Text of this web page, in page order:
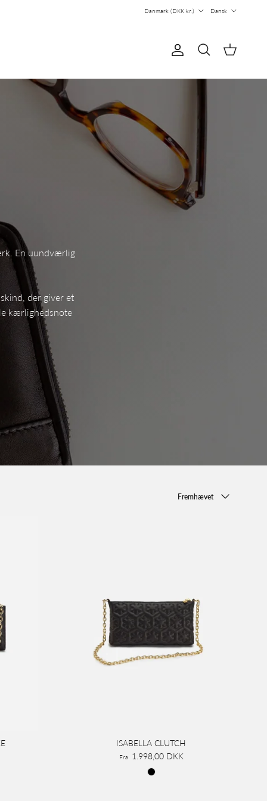
Danmark (DKK kr.)
Dansk
KontoSøg Kurv
En uundværlig
der giver et
kærlighedsnote
Fremhævet
ISABELLA CLUTCH
Fra 1.998,00 DKK